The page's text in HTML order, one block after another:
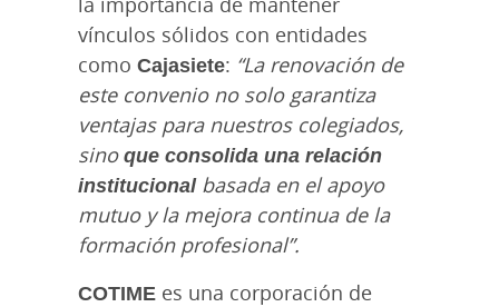
vínculos sólidos con entidades
como Cajasiete: “La renovación de
este convenio no solo garantiza
ventajas para nuestros colegiados,
sinoque consolida una relación
institucional basada en el apoyo
mutuo y la mejora continua de la
formación profesional”.
COTIME es una corporación de